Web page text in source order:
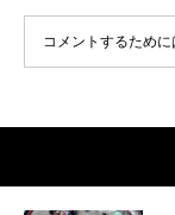
コメントするために